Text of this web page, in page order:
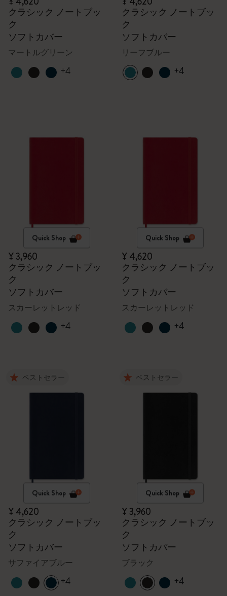
クラシック ノートブッ
ク
ソフトカバー
マートルグリーン
+4
クラシック ノートブッ
ク
ソフトカバー
リーフブルー
+4
Quick Shop
¥ 3,960
クラシック ノートブッ
ク
ソフトカバー
スカーレットレッド
+4
Quick Shop
¥ 4,620
クラシック ノートブッ
ク
ソフトカバー
スカーレットレッド
+4
ベストセラー
Quick Shop
¥ 4,620
クラシック ノートブッ
ク
ソフトカバー
サファイアブルー
+4
ベストセラー
Quick Shop
¥ 3,960
クラシック ノートブッ
ク
ソフトカバー
ブラック
+4